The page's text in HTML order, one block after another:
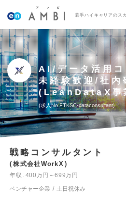
若手ハイキャリアのス
AI/データ活用
未経験歓迎/社内
(LeanDataX事
求人No.FTKSC-dataconsultant
戦略コンサルタント
株式会社WorkX
年収
400万円～699万円
ベンチャー企業
土日祝休み